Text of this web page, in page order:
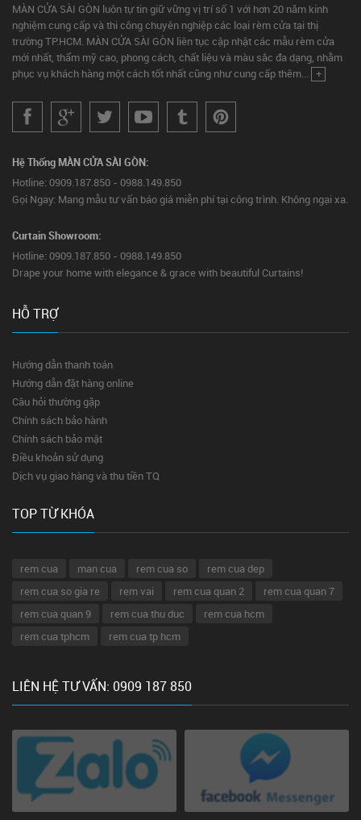
MÀN CỬA SÀI GÒN luôn tự tin giữ vững vị trí số 1 với hơn 20 năm kinh
nghiệm cung cấp và thi công chuyên nghiệp các loại rèm cửa tại thị
trường TP.HCM. MÀN CỬA SÀI GÒN liên tục cập nhật các mẫu rèm cửa
mới nhất, thẩm mỹ cao, phong cách, chất liệu và màu sắc đa dạng, nhằm
phục vụ khách hàng một cách tốt nhất cũng như cung cấp thêm... +
Hệ Thống MÀN CỬA SÀI GÒN:
Hotline: 0909.187.850 - 0988.149.850
Gọi Ngay: Mang mẫu tư vấn báo giá miễn phí tại công trình. Không ngại xa.
Curtain Showroom:
Hotline: 0909.187.850 - 0988.149.850
Drape your home with elegance & grace with beautiful Curtains!
HỖ TRỢ
Hướng dẫn thanh toán
Hướng dẫn đặt hàng online
Câu hỏi thường gặp
Chính sách bảo hành
Chính sách bảo mật
Điều khoản sử dụng
Dịch vụ giao hàng và thu tiền TQ
TOP TỪ KHÓA
rem cua man cua rem cua so
rem cua dep
rem cua so gia re
rem vai rem cua quan 2
rem cua quan 7
rem cua quan 9
rem cua thu duc
rem cua hcm
rem cua tphcm
rem cua tp hcm
LIÊN HỆ TƯ VẤN: 0909 187 850